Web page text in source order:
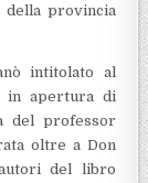
della provincia
intitolato al
in apertura di
del professor
oltre a Don
del libro